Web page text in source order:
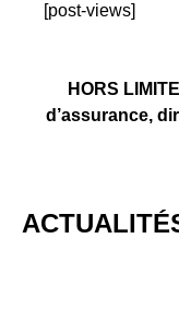
[post-views]
HORS
d’assurance,